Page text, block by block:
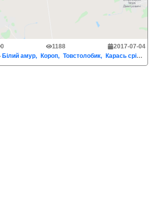
0 1188
2017-07-04
Білий амур
Короп Товстолобик Карась срібний